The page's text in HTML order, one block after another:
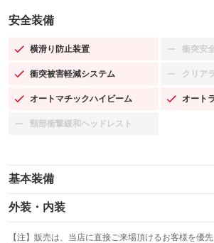
安全装備
横滑り防止装置
：装備あり 衝突安
：装備
衝突被害軽減システム
：装備あり クリア
：装備
オートマチックハイビーム
：装備あり オート
：装備
頸部衝撃緩和ヘッドレスト
：装備なし
基本装備
エアバッグ：運転席/助手席/サイド
：装備あり
：装備あり
外装・内装
カーナビ：メモリーナビ他
：装備あり
【注】販売は、当店に直接ご来場頂けるお客様を優